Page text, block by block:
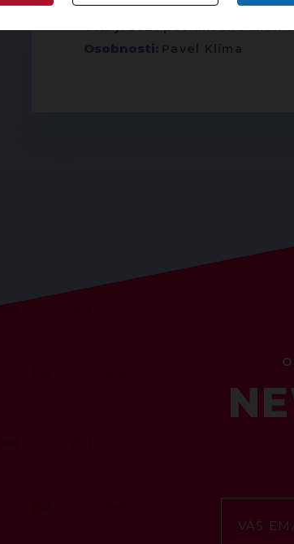
Volby:2021 poslanecká
Osobnosti: Pavel Klíma